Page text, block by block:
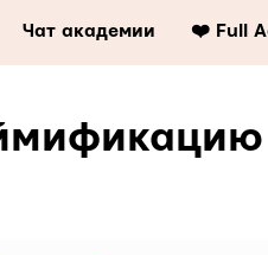
Чат академии ❤️ Full